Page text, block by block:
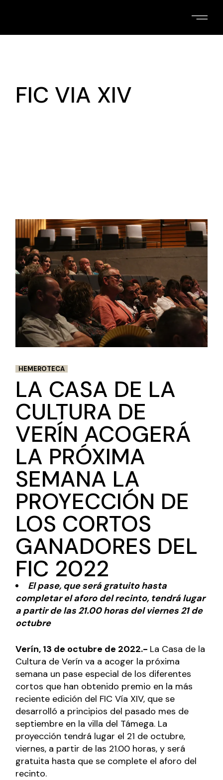
FIC VIA XIV
HEMEROTECA
LA CASA DE LA
CULTURA DE
VERÍN ACOGERÁ
LA PRÓXIMA
SEMANA LA
PROYECCIÓN DE
LOS CORTOS
GANADORES DEL
FIC 2022
El pase, que será gratuito hasta
completar el aforo del recinto, tendrá lugar
a partir de las 21.00 horas del viernes 21 de
octubre
Verín, 13 de octubre de 2022.- La Casa de la
Cultura de Verín va a acoger la próxima
semana un pase especial de los diferentes
cortos que han obtenido premio en la más
reciente edición del FIC Vía XIV, que se
desarrolló a principios del pasado mes de
septiembre en la villa del Támega. La
proyección tendrá lugar el 21 de octubre,
viernes, a partir de las 21.00 horas, y será
gratuita hasta que se complete el aforo del
recinto.